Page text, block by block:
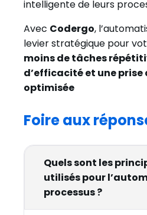
intelligente de leurs
Avec Codergo,
levier stratégique pour
moins de tâches
d’efficacité et une prise
optimisée
Foire aux
Quels sont les
utilisés pour
processus ?